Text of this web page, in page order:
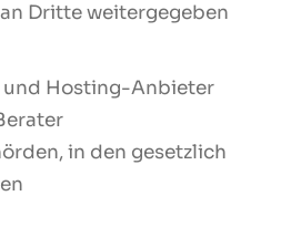
Dritte weitergegeben
und Hosting-Anbieter
in den gesetzlich